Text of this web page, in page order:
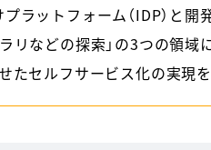
ラットフォーム（IDP）と開
リなどの探索」の3つの領
たセルフサービス化の実現